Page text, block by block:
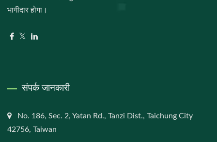
भागीदार होगा।
संपर्क जानकारी
No. 186, Sec. 2, Yatan Rd., Tanzi Dist., Taichung City
42756, Taiwan